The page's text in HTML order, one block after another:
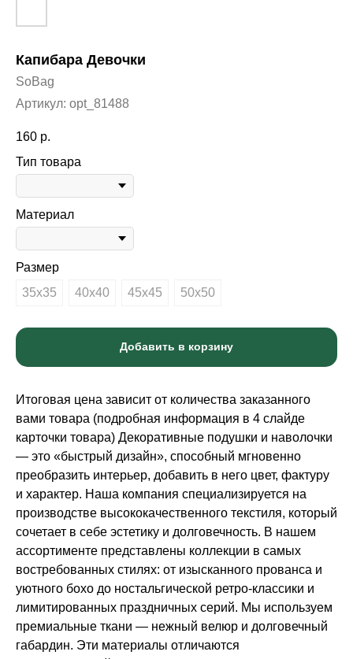
Капибара Девочки
SoBag
Артикул: opt_81488
160 р.
Тип товара
Материал
Размер
35х35
40х40 45х45 50х50
Добавить в корзину
Итоговая цена зависит от количества заказанного
вами товара (подробная информация в 4 слайде
карточки товара) Декоративные подушки и наволочки
— это «быстрый дизайн», способный мгновенно
преобразить интерьер, добавить в него цвет, фактуру
и характер. Наша компания специализируется на
производстве высококачественного текстиля, который
сочетает в себе эстетику и долговечность. В нашем
ассортименте представлены коллекции в самых
востребованных стилях: от изысканного прованса и
уютного бохо до ностальгической ретро-классики и
лимитированных праздничных серий. Мы используем
премиальные ткани — нежный велюр и долговечный
габардин. Эти материалы отличаются